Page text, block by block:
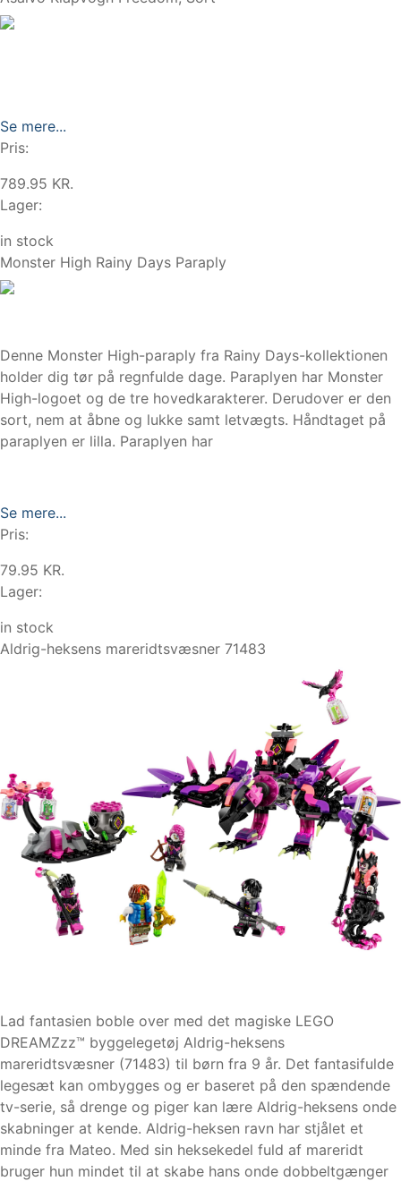
Se mere...
Pris:
789.95 KR.
Lager:
in stock
Monster High Rainy Days Paraply
Denne Monster High-paraply fra Rainy Days-kollektionen
holder dig tør på regnfulde dage. Paraplyen har Monster
High-logoet og de tre hovedkarakterer. Derudover er den
sort, nem at åbne og lukke samt letvægts. Håndtaget på
paraplyen er lilla. Paraplyen har
Se mere...
Pris:
79.95 KR.
Lager:
in stock
Aldrig-heksens mareridtsvæsner 71483
Lad fantasien boble over med det magiske LEGO
DREAMZzz™ byggelegetøj Aldrig-heksens
mareridtsvæsner (71483) til børn fra 9 år. Det fantasifulde
legesæt kan ombygges og er baseret på den spændende
tv-serie, så drenge og piger kan lære Aldrig-heksens onde
skabninger at kende. Aldrig-heksen ravn har stjålet et
minde fra Mateo. Med sin heksekedel fuld af mareridt
bruger hun mindet til at skabe hans onde dobbeltgænger